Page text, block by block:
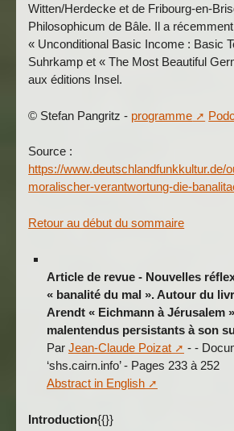
Witten/Herdecke et de Fribourg-en-
Philosophicum de Bâle. Il a récemment
« Unconditional Basic Income : Basic
Suhrkamp et « The Most Beautiful
aux éditions Insel.
© Stefan Pangritz - programme
Source :
https://www.deutschlandfunkkultur.de/
moralischer-verantwortung-die-
Retour au début du sommaire
Article de revue - Nouvelles
« banalité du mal ». Autour du
Arendt « Eichmann à Jérusalem »
malentendus persistants à son
Par Jean-Claude Poizat
- -
‘shs.cairn.info’ - Pages 233 à 252
Abstract in English
Introduction{{}}